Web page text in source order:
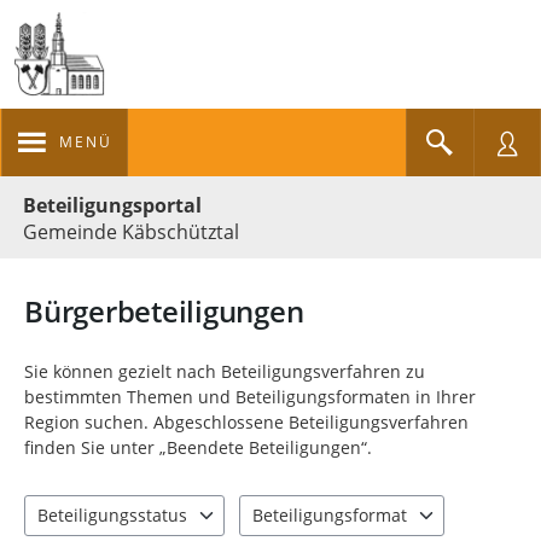
MENÜ
Beteiligungsportal
Gemeinde Käbschütztal
Bürgerbeteiligungen
Sie können gezielt nach Beteiligungsverfahren zu
bestimmten Themen und Beteiligungsformaten in Ihrer
Region suchen. Abgeschlossene Beteiligungsverfahren
finden Sie unter „Beendete Beteiligungen“.
Beteiligungsstatus
Beteiligungsformat